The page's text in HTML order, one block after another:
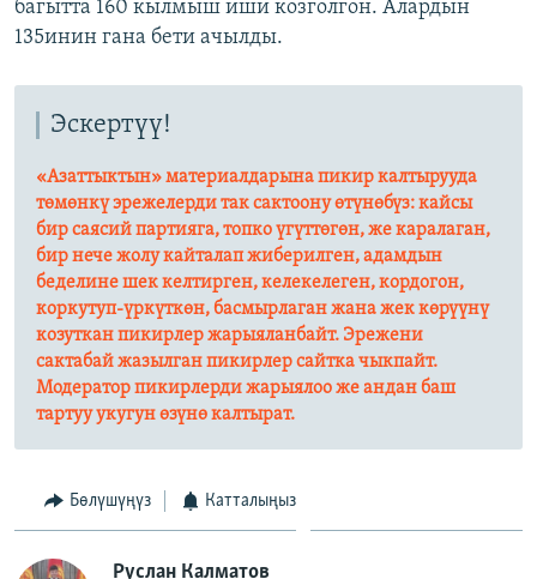
багытта 160 кылмыш иши козголгон. Алардын
135инин гана бети ачылды.
Эскертүү!
«Азаттыктын» материалдарына пикир калтырууда
төмөнкү эрежелерди так сактоону өтүнөбүз: кайсы
бир саясий партияга, топко үгүттөгөн, же каралаган,
бир нече жолу кайталап жиберилген, адамдын
беделине шек келтирген, келекелеген, кордогон,
коркутуп-үркүткөн, басмырлаган жана жек көрүүнү
козуткан пикирлер жарыяланбайт. Эрежени
сактабай жазылган пикирлер сайтка чыкпайт.
Модератор пикирлерди жарыялоо же андан баш
тартуу укугун өзүнө калтырат.​
Бөлүшүңүз Катталыңыз
Руслан Калматов